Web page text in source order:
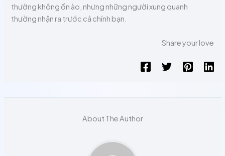
thường không ồn ào, nhưng những người xung quanh
thường nhận ra trước cả chính bạn.
Share your love
About The Author